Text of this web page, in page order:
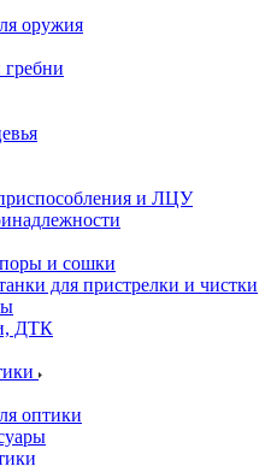
оружия
и ЛЦУ
и сошки
для пристрелки и чистки
ДТК
оптики